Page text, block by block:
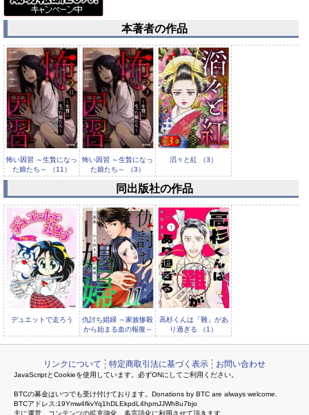
本著者の作品
怖い因習 ～生贄になっ
た娘たち～ （11）
怖い因習 ～生贄になっ
た娘たち～ （3）
滔々と紅 （3）
滔々と紅 （2）
同出版社の作品
デュエットで走ろう
仇討ち娼婦 ～家族惨殺
から始まる血の報復～
（11）
高杉くんは「難」があ
り過ぎる （1）
リンクについて 特定商取引法に基づく表示 お問い合わせ
JavaScriptとCookieを使用しています。必ずONにしてご利用ください。
BTCの募金はいつでも受け付けております。Donations by BTC are always welcome.
BTCアドレス:19Ymw4fkvYq1hDLEkpdL4hpmJJWh8u7bjo
主に運営、コンテンツの拡充強化、多言語化に利用させて頂きます。